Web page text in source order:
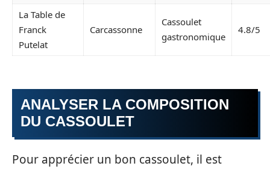
La Table de
Franck
Putelat
Carcassonne
Cassoulet
gastronomique
4.8/5
ANALYSER LA COMPOSITION
DU CASSOULET
Pour apprécier un bon cassoulet, il est